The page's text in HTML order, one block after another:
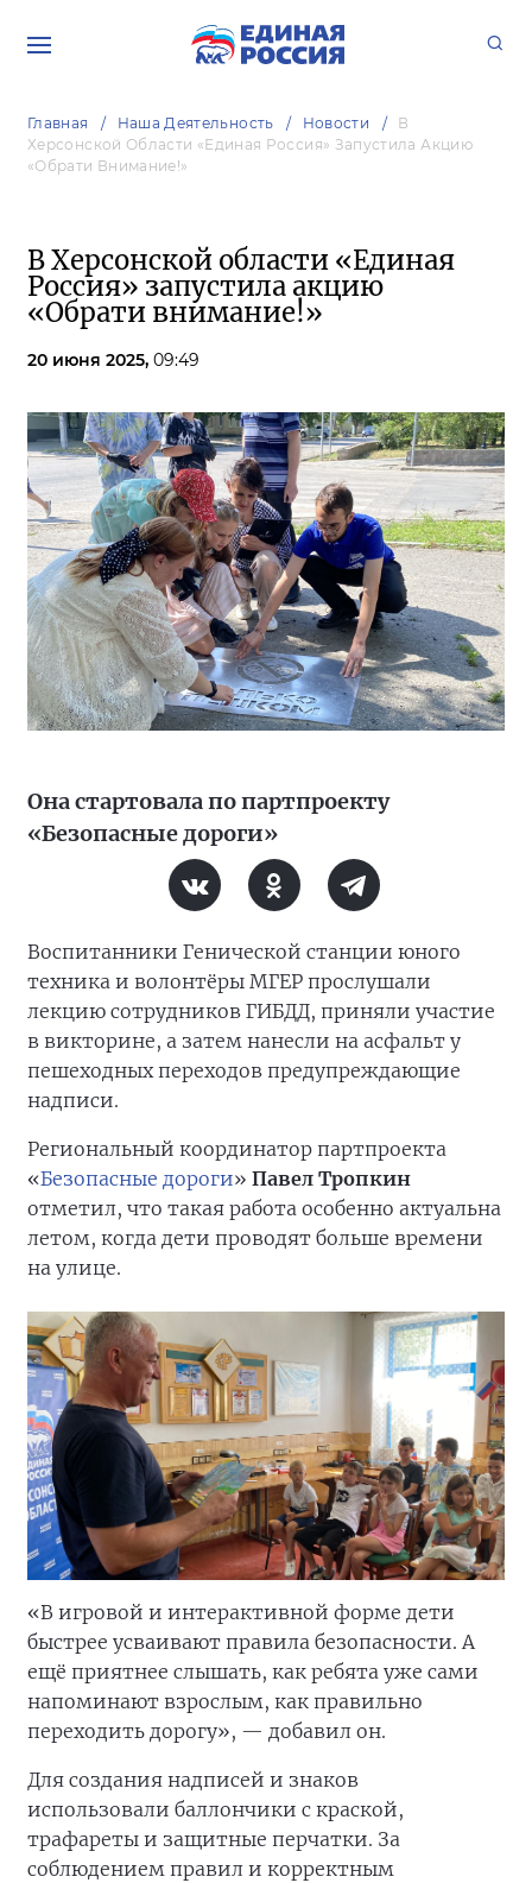
Главная Наша Деятельность Новости
В
Херсонской Области «Единая Россия» Запустила Акцию
«Обрати Внимание!»
В Херсонской области «Единая
Россия» запустила акцию
«Обрати внимание!»
20 июня 2025, 09:49
Она стартовала по партпроекту
«Безопасные дороги»
Воспитанники Генической станции юного
техника и волонтёры МГЕР прослушали
лекцию сотрудников ГИБДД, приняли участие
в викторине, а затем нанесли на асфальт у
пешеходных переходов предупреждающие
надписи.
Региональный координатор партпроекта
«Безопасные дороги» Павел Тропкин
отметил, что такая работа особенно актуальна
летом, когда дети проводят больше времени
на улице.
«В игровой и интерактивной форме дети
быстрее усваивают правила безопасности. А
ещё приятнее слышать, как ребята уже сами
напоминают взрослым, как правильно
переходить дорогу», — добавил он.
Для создания надписей и знаков
использовали баллончики с краской,
трафареты и защитные перчатки. За
соблюдением правил и корректным